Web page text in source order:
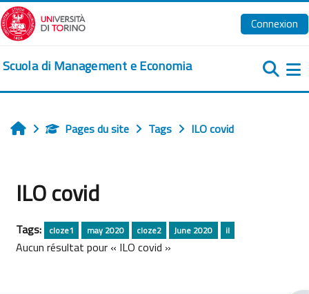
Passer au contenu principal
Connexion
Scuola di Management e Economia
AccueilPages du site Tags ILO covid
ILO covid
Tags: cloze1 may 2020 cloze2 June 2020 il
Aucun résultat pour « ILO covid »